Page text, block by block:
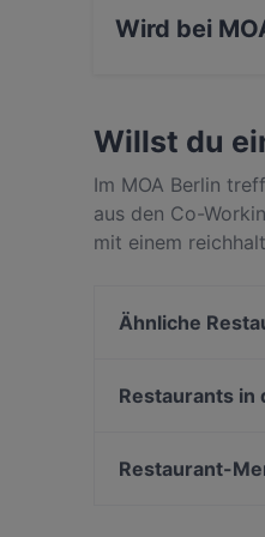
Wird bei
Willst du
Im MOA Berlin
aus den Co-
mit einem
Tagliatelle mit
besondere
Ähnliche
Khaugalli -
Restaurants in
Taverna Hellas
Restaurant-